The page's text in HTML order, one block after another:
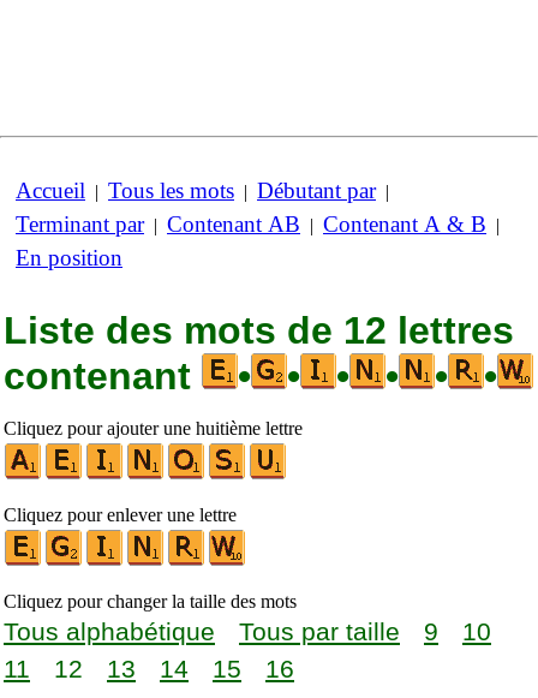
Accueil | Tous les mots | Débutant par|
Terminant par| Contenant AB | Contenant A & B |
En position
Liste des mots de 12 lettres
contenant
• • • • • •
Cliquez pour ajouter une huitième lettre
Cliquez pour enlever une lettre
Cliquez pour changer la taille des mots
Tous alphabétique Tous par taille 9
10
11
12 13 14 15 16